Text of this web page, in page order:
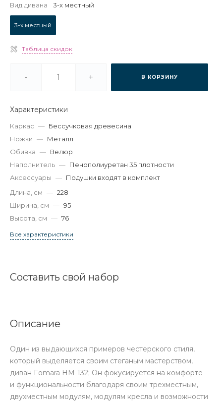
Вид дивана 3-х местный
3-х местный
Таблица скидок
- + В КОРЗИНУ
Характеристики
Каркас — Бессучковая древесина
Ножки — Металл
Обивка — Велюр
Наполнитель — Пенополиуретан 35 плотности
Аксессуары — Подушки входят в комплект
Длина, см — 228
Ширина, см — 95
Высота, см — 76
Все характеристики
Составить свой набор
Описание
Один из выдающихся примеров честерского стиля,
который выделяется своим стеганым мастерством,
диван Fomara HM-132; Он фокусируется на комфорте
и функциональности благодаря своим трехместным,
двухместным модулям, модулям кресла и возможности